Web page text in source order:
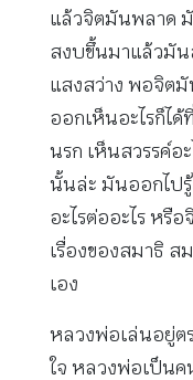
แล้วจิตมันพลาด
สงบขึ้นมาแล้วมัน
แสงสว่าง พอจิตมั
ออกเห็นอะไรก็ได้
นรก เห็นสวรรค์อ
นั้นล่ะ มันออกไป
อะไรต่ออะไร ห
เรื่องของสมาธิ ส
เอง
หลวงพ่อเล่นอยู่ต
ใจ หลวงพ่อเป็นค